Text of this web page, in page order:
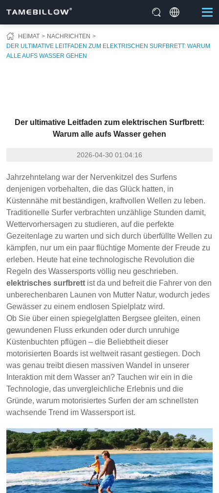
HEIMAT
NACHRICHTEN
DER ULTIMATIVE LEITFADEN ZUM ELEKTRISCHEN SURFBRETT: WARUM
ALLE AUFS WASSER GEHEN
Der ultimative Leitfaden zum elektrischen Surfbrett:
Warum alle aufs Wasser gehen
2026-04-30 01:04:16
Jahrzehntelang war der Nervenkitzel des Surfens
denjenigen vorbehalten, die das Glück hatten, in
Küstennähe mit beständigen, kraftvollen Wellen zu leben.
Traditionelle Surfer verbrachten unzählige Stunden damit,
Wettervorhersagen zu studieren, auf die perfekte
Gezeitenlage zu warten und sich durch überfüllte Wellen zu
kämpfen, nur um ein paar flüchtige Momente der Freude zu
erleben. Heute hat eine technologische Revolution die
Regeln des Wassersports völlig neu geschrieben.
elektrisches surfbrett ist da und befreit die Fahrer von den
unberechenbaren Launen von Mutter Natur, wodurch jedes
Gewässer zu einem endlosen Spielplatz wird.
Ob Sie über einen spiegelglatten Bergsee gleiten, einen
gewundenen Fluss erkunden oder durch unruhige
Küstenbuchten pflügen – die Beliebtheit dieser
motorisierten Boards ist weltweit rasant gestiegen. Doch
was genau treibt diesen massiven Wandel in unserer
Interaktion mit dem Wasser an? Tauchen wir ein in die
Technologie, das unvergleichliche Erlebnis und die
Gründe, warum motorisiertes Surfen der am schnellsten
wachsende Trend im Wassersport ist.